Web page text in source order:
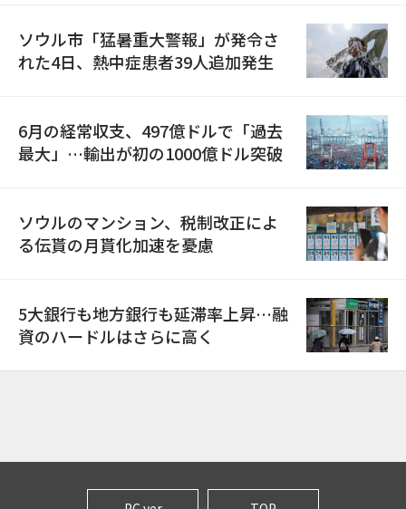
ソウル市「猛暑重大警報」が発令さ
れた4日、熱中症患者39人追加発生
6月の経常収支、497億ドルで「過去
最大」…輸出が初の1000億ドル突破
ソウルのマンション、税制改正によ
る伝貰の月貰化加速を憂慮
5大銀行も地方銀行も延滞率上昇…融
資のハードルはさらに高く